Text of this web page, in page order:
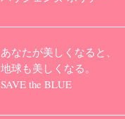
あなたが美しくなると、
地球も美しくなる。
SAVE the BLUE